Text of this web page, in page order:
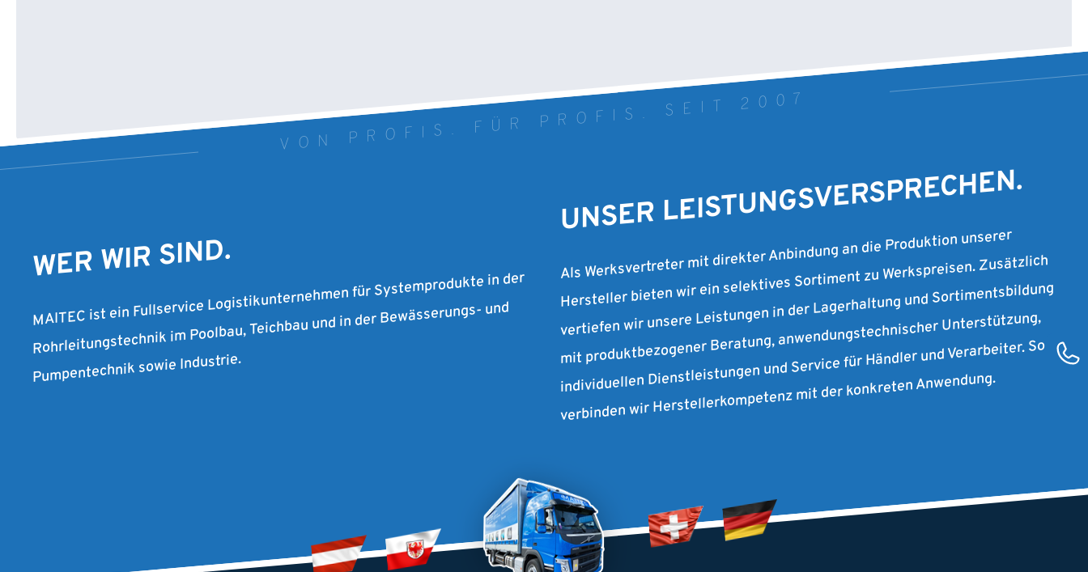
VON PROFIS. FÜR PROFIS. SEIT 2007
WER WIR SIND.
MAITEC ist ein Fullservice Logistikunternehmen für Systemprodukte in der
Rohrleitungstechnik im Poolbau, Teichbau und in der Bewässerungs- und
Pumpentechnik sowie Industrie.
UNSER LEISTUNGSVERSPRECHEN.
Als Werksvertreter mit direkter Anbindung an die Produktion unserer
Hersteller bieten wir ein selektives Sortiment zu Werkspreisen. Zusätzlich
vertiefen wir unsere Leistungen in der Lagerhaltung und Sortimentsbildung
mit produktbezogener Beratung, anwendungstechnischer Unterstützung,
individuellen Dienstleistungen und Service für Händler und Verarbeiter. So
verbinden wir Herstellerkompetenz mit der konkreten Anwendung.